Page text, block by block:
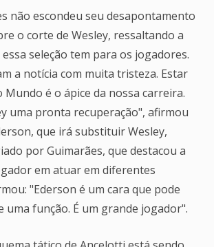
não escondeu seu desapontamento
o corte de Wesley, ressaltando a
seleção tem para os jogadores.
a notícia com muita tristeza. Estar
Mundo é o ápice da nossa carreira.
uma pronta recuperação", afirmou
que irá substituir Wesley,
por Guimarães, que destacou a
em atuar em diferentes
"Ederson é um cara que pode
uma função. É um grande jogador".